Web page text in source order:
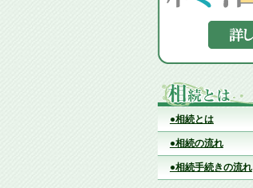
●相続とは
●相続の流れ
●相続手続きの流れ